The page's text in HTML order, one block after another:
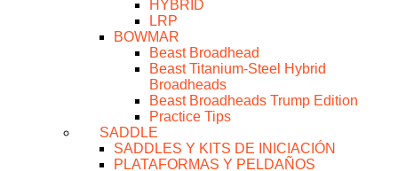
HYBRID
LRP
BOWMAR
Beast Broadhead
Beast Titanium-Steel Hybrid
Broadheads
Beast Broadheads Trump Edition
Practice Tips
SADDLE
SADDLES Y KITS DE INICIACIÓN
PLATAFORMAS Y PELDAÑOS